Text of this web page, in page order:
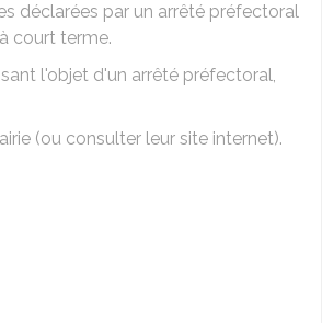
déclarées par un arrêté préfectoral
court terme.
l'objet d'un arrêté préfectoral,
(ou consulter leur site internet).